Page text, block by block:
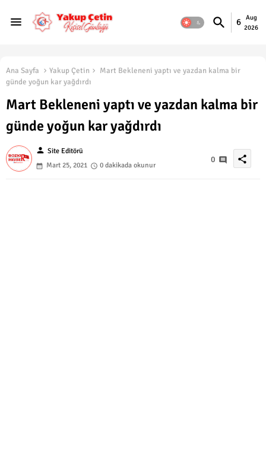
6
Aug
2026
Ana Sayfa Yakup Çetin
Mart Bekleneni yaptı ve yazdan kalma bir
günde yoğun kar yağdırdı
Mart Bekleneni yaptı ve yazdan kalma bir
günde yoğun kar yağdırdı
person Site Editörü
Mart 25, 2021
0 dakikada okunur
0 share